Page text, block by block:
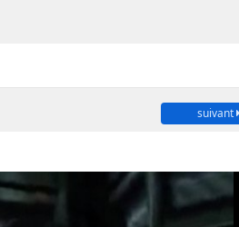
suivant